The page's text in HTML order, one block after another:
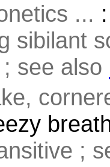
...
sibilant
see also
;